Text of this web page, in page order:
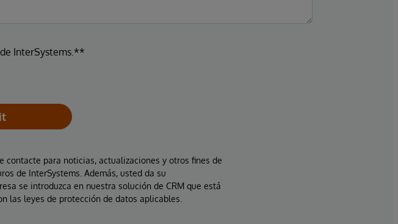
InterSystems.**
para noticias, actualizaciones y otros fines de
de InterSystems. Además, usted da su
se introduzca en nuestra solución de CRM que está
las leyes de protección de datos aplicables.